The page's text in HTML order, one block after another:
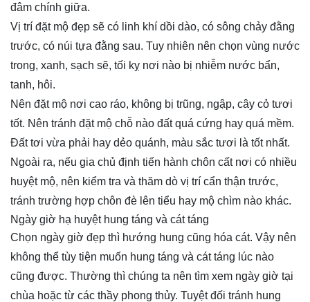
đâm chính giữa.
Vị trí đặt mộ đẹp sẽ có linh khí dồi dào, có sông chảy đằng
trước, có núi tựa đằng sau. Tuy nhiên nên chọn vùng nước
trong, xanh, sạch sẽ, tối kỵ nơi nào bị nhiễm nước bẩn,
tanh, hôi.
Nên đặt mộ nơi cao ráo, không bị trũng, ngập, cây cỏ tươi
tốt. Nên tránh đặt mộ chỗ nào đất quá cứng hay quá mềm.
Đất tơi vừa phải hay dẻo quánh, màu sắc tươi là tốt nhất.
Ngoài ra, nếu gia chủ định tiến hành chôn cất nơi có nhiều
huyệt mộ, nên kiểm tra và thăm dò vị trí cẩn thận trước,
tránh trường hợp chôn đè lên tiểu hay mộ chìm nào khác.
Ngày giờ hạ huyệt hung táng và cát táng
Chọn ngày giờ đẹp thì hướng hung cũng hóa cát. Vậy nên
không thể tùy tiện muốn hung táng và cát táng lúc nào
cũng được. Thường thì chúng ta nên tìm xem ngày giờ tại
chùa hoặc từ các thầy phong thủy. Tuyệt đối tránh hung